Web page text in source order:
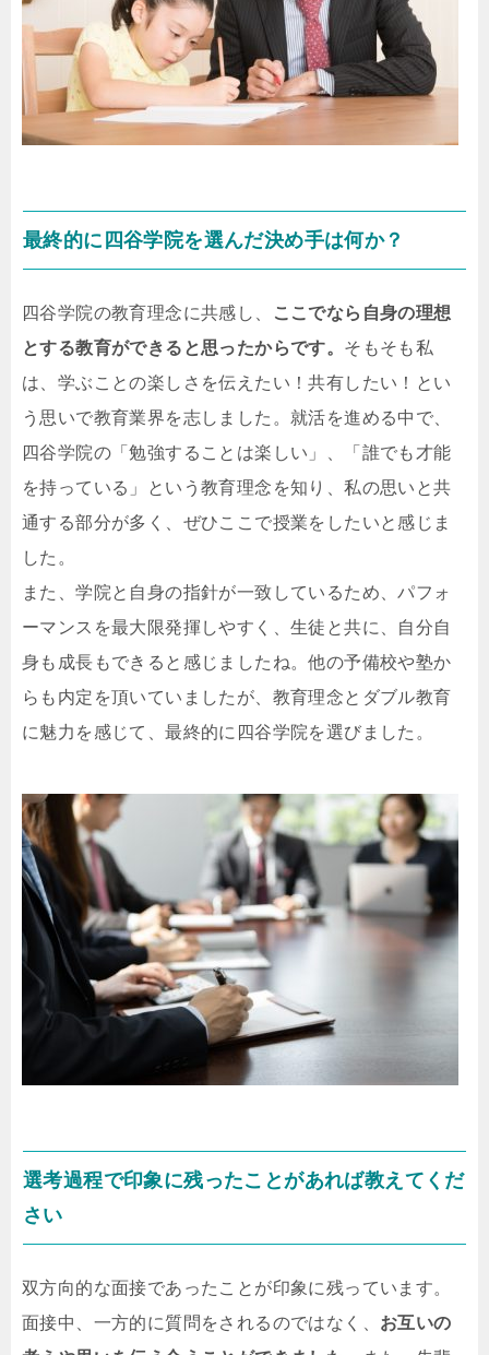
最終的に四谷学院を選んだ決め手は何か？
四谷学院の教育理念に共感し、
ここでなら自身の理想
とする教育ができると思ったからです。 そもそも私
は、学ぶことの楽しさを伝えたい！共有したい！とい
う思いで教育業界を志しました。就活を進める中で、
四谷学院の「勉強することは楽しい」、「誰でも才能
を持っている」という教育理念を知り、私の思いと共
通する部分が多く、ぜひここで授業をしたいと感じま
した。
また、学院と自身の指針が一致しているため、パフォ
ーマンスを最大限発揮しやすく、生徒と共に、自分自
身も成長もできると感じましたね。他の予備校や塾か
らも内定を頂いていましたが、教育理念とダブル教育
に魅力を感じて、最終的に四谷学院を選びました。
選考過程で印象に残ったことがあれば教えてくだ
さい
双方向的な面接であったことが印象に残っています。
面接中、一方的に質問をされるのではなく、 お互いの